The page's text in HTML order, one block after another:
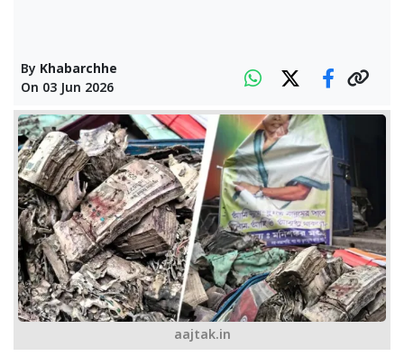
By Khabarchhe
On 03 Jun 2026
aajtak.in